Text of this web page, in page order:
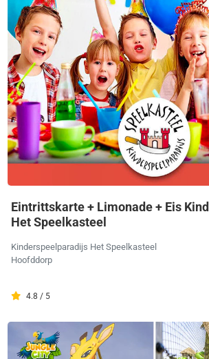
Eintrittskarte + Limonade + Eis
Het Speelkasteel
Kinderspeelparadijs Het Speelkasteel
Hoofddorp
4.8 / 5